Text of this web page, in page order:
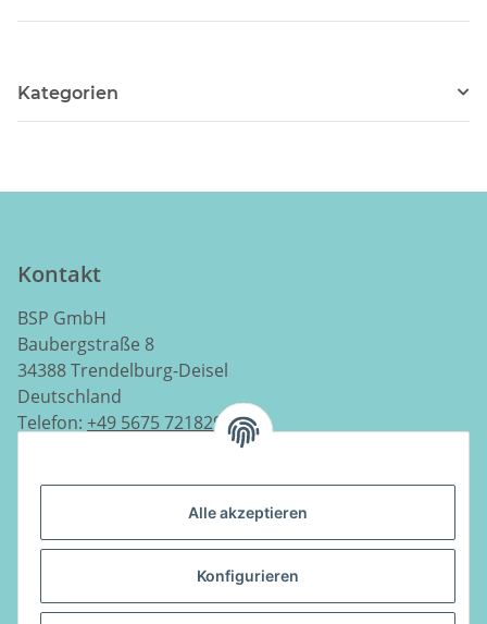
Alle akzeptieren
Konfigurieren
Kategorien
Kontakt
BSP GmbH
Baubergstraße 8
34388 Trendelburg-Deisel
Deutschland
Telefon: +49 5675 7218290
Informationen
Gesetzliche Informationen